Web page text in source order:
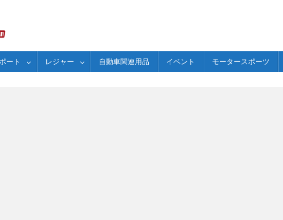
ート レジャー 自動車関連用品 イベント モータースポーツ